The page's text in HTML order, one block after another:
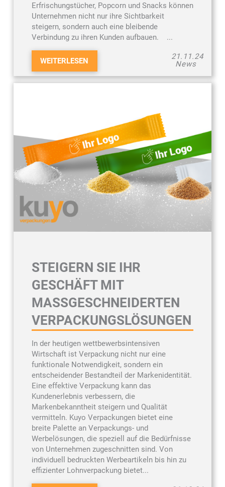
Erfrischungstücher, Popcorn und Snacks können
Unternehmen nicht nur ihre Sichtbarkeit
steigern, sondern auch eine bleibende
Verbindung zu ihren Kunden aufbauen. ...
WEITERLESEN
21.11.24
News
STEIGERN SIE IHR
GESCHÄFT MIT
MASSGESCHNEIDERTEN V
ERPACKUNGSLÖSUNGEN
In der heutigen wettbewerbsintensiven
Wirtschaft ist Verpackung nicht nur eine
funktionale Notwendigkeit, sondern ein
entscheidender Bestandteil der Markenidentität.
Eine effektive Verpackung kann das
Kundenerlebnis verbessern, die
Markenbekanntheit steigern und Qualität
vermitteln. Kuyo Verpackungen bietet eine
breite Palette an Verpackungs- und
Werbelösungen, die speziell auf die Bedürfnisse
von Unternehmen zugeschnitten sind. Von
individuell bedruckten Werbeartikeln bis hin zu
effizienter Lohnverpackung bietet...